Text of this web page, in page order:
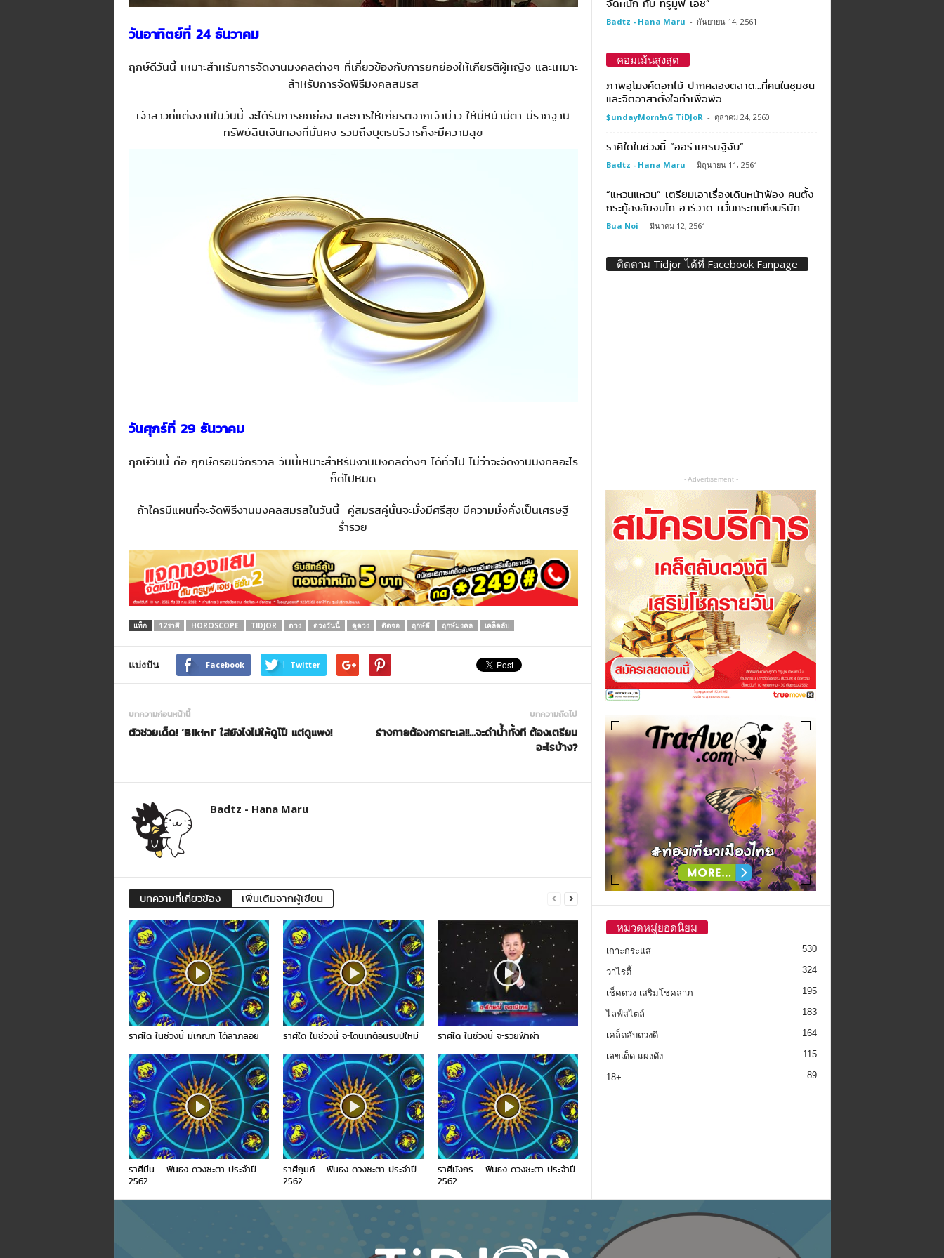
วันอาทิตย์ที่ 24 ธันวาคม
ฤกษ์ดีวันนี้ เหมาะสำหรับการจัดงานมงคลต่างๆ ที่เกี่ยวข้องกับการยกย่องให้เกียรติผู้หญิง และเหมาะ
สำหรับการจัดพิธีมงคลสมรส
เจ้าสาวที่แต่งงานในวันนี้ จะได้รับการยกย่อง และการให้เกียรติจากเจ้าบ่าว ให้มีหน้ามีตา มีรากฐาน
ทรัพย์สินเงินทองที่มั่นคง รวมถึงบุตรบริวารก็จะมีความสุข
วันศุกร์ที่ 29 ธันวาคม
ฤกษ์วันนี้ คือ ฤกษ์ครอบจักรวาล วันนี้เหมาะสำหรับงานมงคลต่างๆ ได้ทั่วไป ไม่ว่าจะจัดงานมงคลอะไร
ก็ดีไปหมด
ถ้าใครมีแผนที่จะจัดพิธีงานมงคลสมรสในวันนี้ คู่สมรสคู่นั้นจะมั่งมีศรีสุข มีความมั่งคั่งเป็นเศรษฐี
ร่ำรวย
แท็ก 12ราศี HOROSCOPE TIDJOR ดวง ดวงวันนี้ ดูดวง ติดจอ ฤกษ์ดี ฤกษ์มงคล เคล็ดลับ
แบ่งปัน Facebook Twitter
บทความก่อนหน้านี้
ตัวช่วยเด็ด! ‘Bikini’ ใส่ยังไงไม่ให้ดูโป๊ แต่ดูแพง!
บทความถัดไป
ร่างกายต้องการทะเล!!…จะดำน้ำทั้งที ต้องเตรียม
อะไรบ้าง?
Badtz - Hana Maru
บทความที่เกี่ยวข้อง เพิ่มเติมจากผู้เขียน
ราศีใด ในช่วงนี้ มีเกณฑ์ ได้ลาภลอย ราศีใด ในช่วงนี้ จะโดนเทต้อนรับปีใหม่ ราศีใด ในช่วงนี้ จะรวยฟ้าผ่า
ราศีมีน – ฟันธง ดวงชะตา ประจำปี
2562
ราศีกุมภ์ – ฟันธง ดวงชะตา ประจำปี
2562
ราศีมังกร – ฟันธง ดวงชะตา ประจำปี
2562
จัดหนัก กับ ทรูมูฟ เอช”
Badtz - Hana Maru - กันยายน 14, 2561
คอมเม้นสูงสุด
ภาพอุโมงค์ดอกไม้ ปากคลองตลาด…ที่คนในชุมชน
และจิตอาสาตั้งใจทำเพื่อพ่อ
$undayMorn!nG TiDJoR - ตุลาคม 24, 2560
ราศีใดในช่วงนี้ “ออร่าเศรษฐีจับ”
Badtz - Hana Maru - มิถุนายน 11, 2561
“แหวนแหวน” เตรียมเอาเรื่องเดินหน้าฟ้อง คนตั้ง
กระทู้สงสัยจบโท ฮาร์วาด หวั่นกระทบถึงบริษัท
Bua Noi - มีนาคม 12, 2561
ติดตาม Tidjor ได้ที่ Facebook Fanpage
- Advertisement -
หมวดหมู่ยอดนิยม
เกาะกระแส 530
วาไรตี้ 324
เช็คดวง เสริมโชคลาภ 195
ไลฟ์สไตล์ 183
เคล็ดลับดวงดี 164
เลขเด็ด แผงดัง 115
18+ 89